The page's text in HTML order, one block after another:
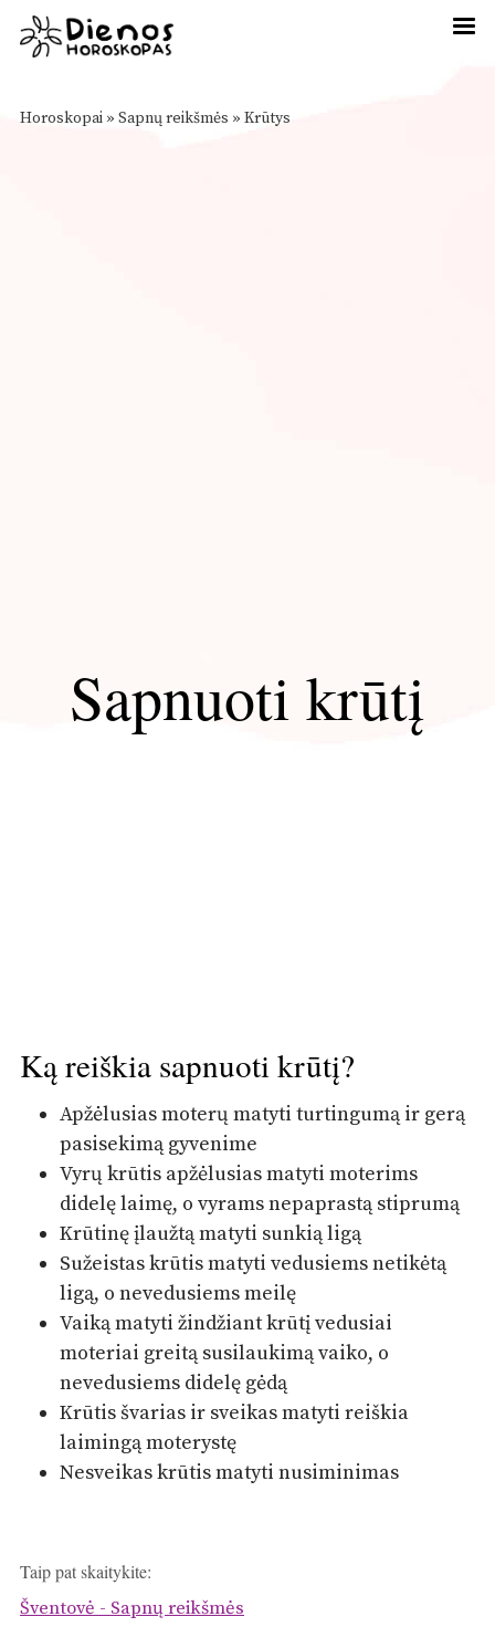
Horoskopai » Sapnų reikšmės » Krūtys
Sapnuoti krūtį
Ką reiškia sapnuoti krūtį?
Apžėlusias moterų matyti turtingumą ir gerą
pasisekimą gyvenime
Vyrų krūtis apžėlusias matyti moterims
didelę laimę, o vyrams nepaprastą stiprumą
Krūtinę įlaužtą matyti sunkią ligą
Sužeistas krūtis matyti vedusiems netikėtą
ligą, o nevedusiems meilę
Vaiką matyti žindžiant krūtį vedusiai
moteriai greitą susilaukimą vaiko, o
nevedusiems didelę gėdą
Krūtis švarias ir sveikas matyti reiškia
laimingą moterystę
Nesveikas krūtis matyti nusiminimas
Taip pat skaitykite:
Šventovė - Sapnų reikšmės